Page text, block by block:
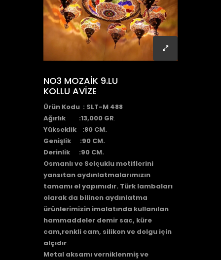
NO3 MOZAİK 9.LU
KOLLU AVİZE
Ürün Kodu : SLT-M 488
Ağırlık :13,000 GR.
Yükseklik :80 CM.
Genişlik :90 CM.
Derinlik :90 CM.
Osmanlı ve Selçuklu motiflerini
yansıtan aydınlatmalarımızın
tamamı el yapımıdır. Türk lambaları
olarak da bilinen aydınlatma
ürünlerimizin imalatında kullanılan
hammaddeler demir sac, küre
cam,renkli cam, silikon ve dolgu için
alçıdır.
Metal aksamı verniklenmiş ve